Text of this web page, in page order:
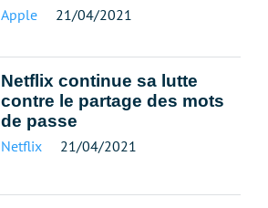
Apple 21/04/2021
Netflix continue sa lutte
contre le partage des mots
de passe
Netflix 21/04/2021